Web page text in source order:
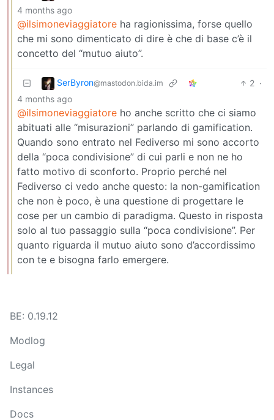
4 months ago
@ilsimoneviaggiatore ha ragionissima, forse quello
che mi sono dimenticato di dire è che di base c’è il
concetto del “mutuo aiuto”.
SerByron@mastodon.bida.im 2 ·
4 months ago
@ilsimoneviaggiatore ho anche scritto che ci siamo
abituati alle “misurazioni” parlando di gamification.
Quando sono entrato nel Fediverso mi sono accorto
della “poca condivisione” di cui parli e non ne ho
fatto motivo di sconforto. Proprio perché nel
Fediverso ci vedo anche questo: la non-gamification
che non è poco, è una questione di progettare le
cose per un cambio di paradigma. Questo in risposta
solo al tuo passaggio sulla “poca condivisione”. Per
quanto riguarda il mutuo aiuto sono d’accordissimo
con te e bisogna farlo emergere.
BE: 0.19.12
Modlog
Legal
Instances
Docs